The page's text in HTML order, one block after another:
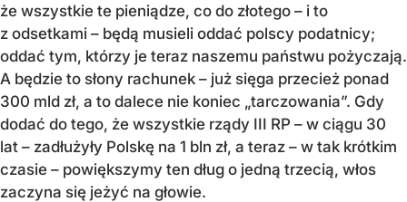
że wszystkie te pieniądze, co do złotego – i to
z odsetkami – będą musieli oddać polscy podatnicy;
oddać tym, którzy je teraz naszemu państwu pożyczają.
A będzie to słony rachunek – już sięga przecież ponad
300 mld zł, a to dalece nie koniec „tarczowania”. Gdy
dodać do tego, że wszystkie rządy III RP – w ciągu 30
lat – zadłużyły Polskę na 1 bln zł, a teraz – w tak krótkim
czasie – powiększymy ten dług o jedną trzecią, włos
zaczyna się jeżyć na głowie.